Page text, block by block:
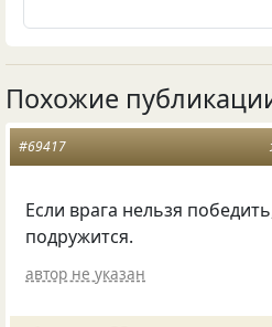
Похожие
#69417
Если врага нельзя
подружится.
автор не указан